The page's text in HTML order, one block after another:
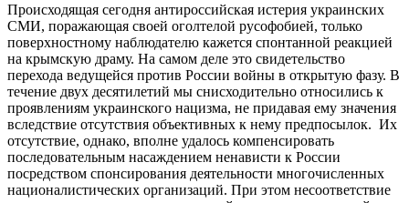
Происходящая сегодня антироссийская истерия украинских
СМИ, поражающая своей оголтелой русофобией, только
поверхностному наблюдателю кажется спонтанной реакцией
на крымскую драму. На самом деле это свидетельство
перехода ведущейся против России войны в открытую фазу. В
течение двух десятилетий мы снисходительно относились к
проявлениям украинского нацизма, не придавая ему значения
вследствие отсутствия объективных к нему предпосылок. Их
отсутствие, однако, вполне удалось компенсировать
последовательным насаждением ненависти к России
посредством спонсирования деятельности многочисленных
националистических организаций. При этом несоответствие